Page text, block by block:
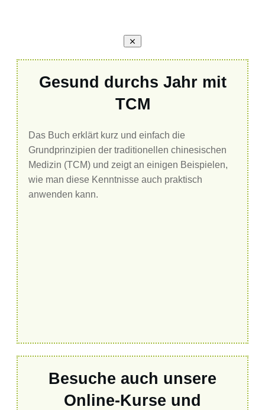
Gesund durchs Jahr mit
TCM
Das Buch erklärt kurz und einfach die
Grundprinzipien der traditionellen chinesischen
Medizin (TCM) und zeigt an einigen Beispielen,
wie man diese Kenntnisse auch praktisch
anwenden kann.
Besuche auch unsere
Online-Kurse und